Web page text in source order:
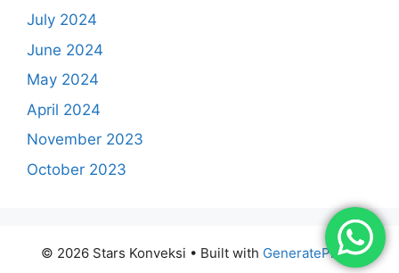
July 2024
June 2024
May 2024
April 2024
November 2023
October 2023
© 2026 Stars Konveksi • Built with GeneratePress